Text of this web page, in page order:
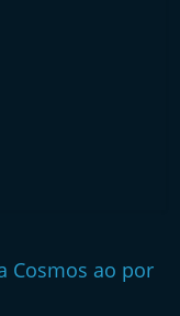
Cosmos ao por